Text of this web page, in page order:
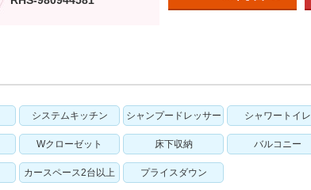
システムキッチン シャンプードレッサー シャワートイレ
Wクローゼット 床下収納 バルコニー
カースペース2台以上 プライスダウン